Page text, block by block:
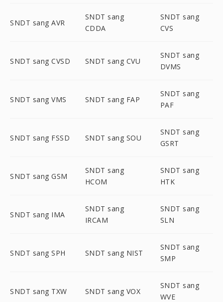
SNDT sang AVR
SNDT sang
CDDA
SNDT sang
CVS
SNDT sang CVSD SNDT sang CVU
SNDT sang
DVMS
SNDT sang VMS SNDT sang FAP
SNDT sang
PAF
SNDT sang FSSD SNDT sang SOU
SNDT sang
GSRT
SNDT sang GSM
SNDT sang
HCOM
SNDT sang
HTK
SNDT sang IMA
SNDT sang
IRCAM
SNDT sang
SLN
SNDT sang SPH SNDT sang NIST
SNDT sang
SMP
SNDT sang TXW SNDT sang VOX
SNDT sang
WVE